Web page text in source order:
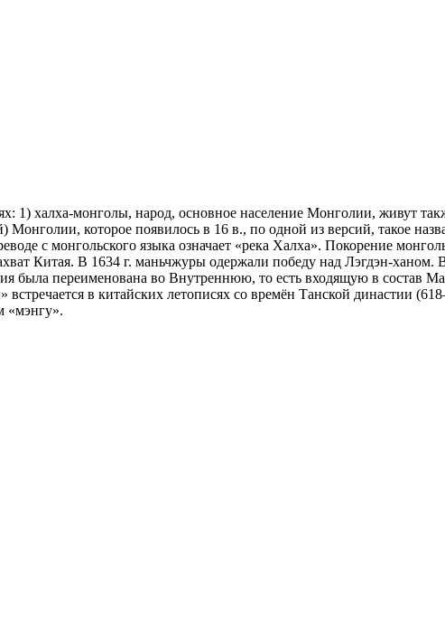
1) халха-монголы, народ, основное население Монголии, живут
которое появилось в 16 в., по одной из версий, такое
с монгольского языка означает «река Халха». Покорение
Китая. В 1634 г. маньчжуры одержали победу над Лэгдэн-ханом.
была переименована во Внутреннюю, то есть входящую в состав
в китай­ских летописях со времён Танской династии
«мэнгу».